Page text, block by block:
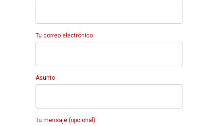
Tu correo electrónico
Asunto
Tu mensaje (opcional)